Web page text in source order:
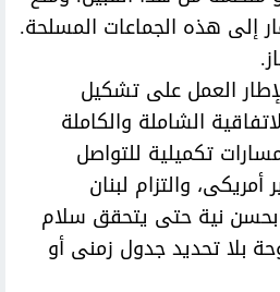
إلى هذه الجماعات المسلحة.
العمل على تشكيل
الشاملة والكاملة
تكميلية للتواصل
والتزام لبنان
بحسن نية حتى يتحقق سلام
بلا تحديد جدول زمنى أو